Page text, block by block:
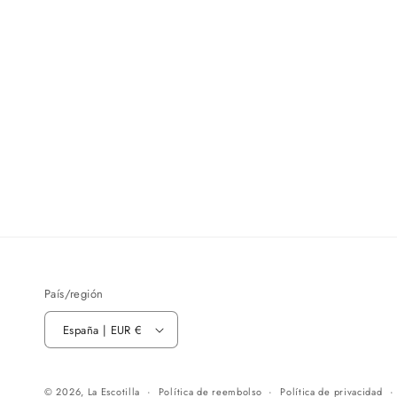
País/región
España | EUR €
© 2026, La Escotilla Política de reembolso Política de privacidad